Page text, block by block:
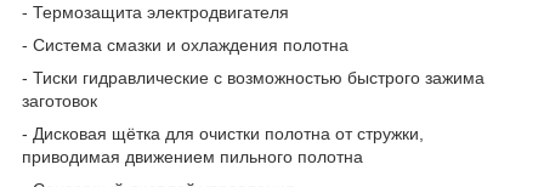
- Термозащита электродвигателя
- Система смазки и охлаждения полотна
- Тиски гидравлические с возможностью быстрого зажима
заготовок
- Дисковая щётка для очистки полотна от стружки,
приводимая движением пильного полотна